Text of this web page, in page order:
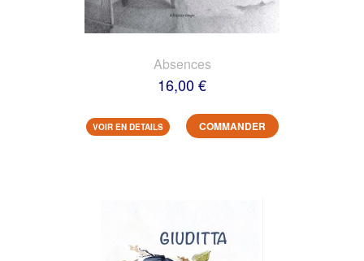
Absences
16,00 €
VOIR EN DETAILS COMMANDER